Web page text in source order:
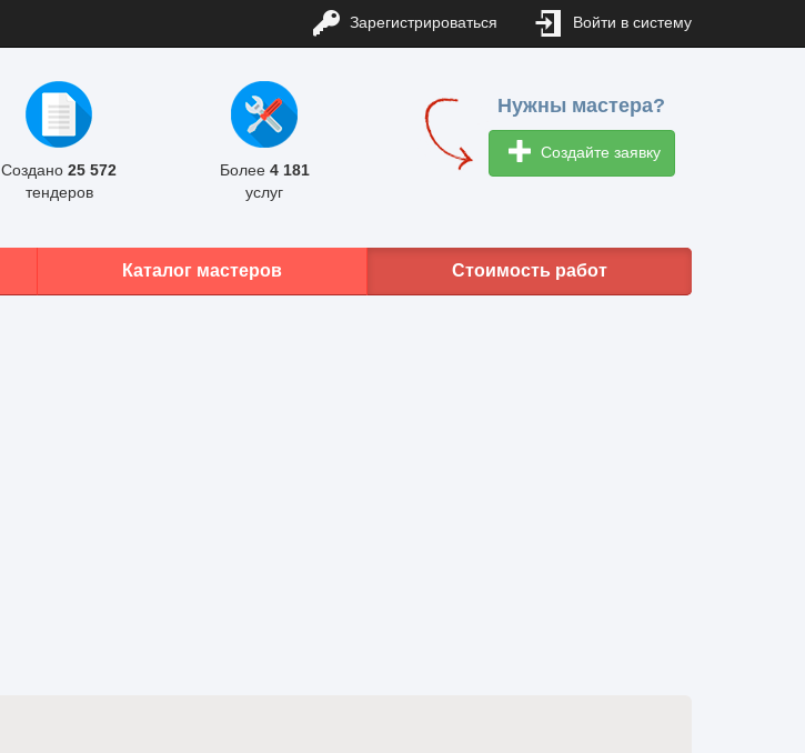
Зарегистрироваться Войти в систему
Создано 25 572
тендеров
Более 4 181
услуг
Нужны мастера?
Создайте заявку
Каталог мастеров Стоимость работ